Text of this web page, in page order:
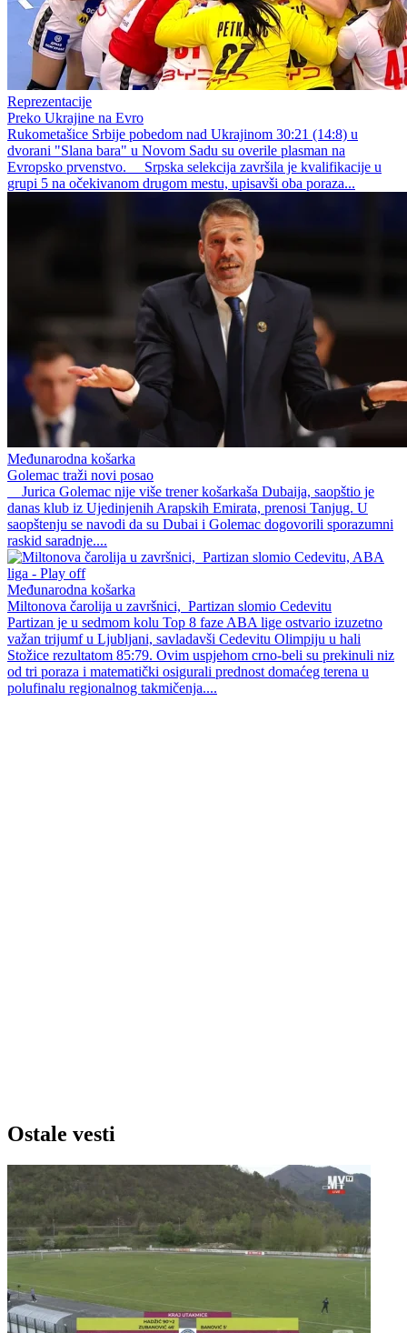
Reprezentacije
Preko Ukrajine na Evro
Rukometašice Srbije pobedom nad Ukrajinom 30:21 (14:8) u
dvorani "Slana bara" u Novom Sadu su overile plasman na
Evropsko prvenstvo. Srpska selekcija završila je kvalifikacije u
grupi 5 na očekivanom drugom mestu, upisavši oba poraza...
Međunarodna košarka
Golemac traži novi posao
Jurica Golemac nije više trener košarkaša Dubaija, saopštio je
danas klub iz Ujedinjenih Arapskih Emirata, prenosi Tanjug. U
saopštenju se navodi da su Dubai i Golemac dogovorili sporazumni
raskid saradnje....
Međunarodna košarka
Miltonova čarolija u završnici, Partizan slomio Cedevitu
Partizan je u sedmom kolu Top 8 faze ABA lige ostvario izuzetno
važan trijumf u Ljubljani, savladavši Cedevitu Olimpiju u hali
Stožice rezultatom 85:79. Ovim uspjehom crno‑beli su prekinuli niz
od tri poraza i matematički osigurali prednost domaćeg terena u
polufinalu regionalnog takmičenja....
Ostale vesti